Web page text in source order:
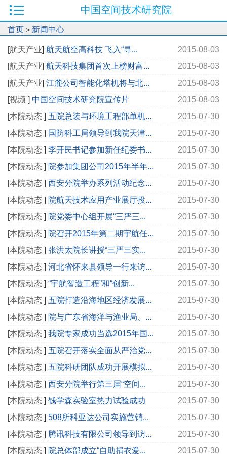
中国空间技术研究院
首页 > 新闻中心
[航天产业] 2015-08-03
航天航空高科技 飞入“寻...
[航天产业] 2015-08-03
航天科技集团首次上榜财富...
[航天产业] 2015-08-03
江麓公司智能化塔机将与北...
[视频 ] 2015-08-03
中国空间技术研究院宣传片
[本院动态 ] 2015-07-30
五院总装与环境工程部单机...
[本院动态 ] 2015-07-30
国防科工局领导到我院天津...
[本院动态 ] 2015-07-30
李开民书记参加新任纪委书...
[本院动态 ] 2015-07-30
院参加集团公司2015年半年...
[本院动态 ] 2015-07-30
西安分院举办系列活动纪念...
[本院动态 ] 2015-07-30
院航天技术应用产业展厅投...
[本院动态 ] 2015-07-30
院党委中心组开展“三严三...
[本院动态 ] 2015-07-30
院召开2015年第二期宇航任...
[本院动态 ] 2015-07-30
张洪太院长讲授“三严三实...
[本院动态 ] 2015-07-30
河北省怀来县领导一行来访...
[本院动态 ] 2015-07-30
“宇航智造工程”和“创新...
[本院动态 ] 2015-07-30
五院打造沿海地区经济发展...
[本院动态 ] 2015-07-30
院与广东省海洋与渔业局、...
[本院动态 ] 2015-07-30
我院专家成功当选2015年国...
[本院动态 ] 2015-07-30
五院召开落实全面从严治党...
[本院动态 ] 2015-07-30
五院科研团队成功开展模拟...
[本院动态 ] 2015-07-30
西安分院举行第三届“空间...
[本院动态 ] 2015-07-30
钱学森实验室热力试验成功
[本院动态 ] 2015-07-30
508所科亚达公司实施营销...
[本院动态 ] 2015-07-30
腾讯科技有限公司领导到访...
[本院动态 ] 2015-07-30
院总体部成立“自助捐衣爱...